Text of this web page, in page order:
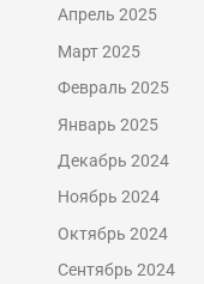
Апрель 2025
Март 2025
Февраль 2025
Январь 2025
Декабрь 2024
Ноябрь 2024
Октябрь 2024
Сентябрь 2024